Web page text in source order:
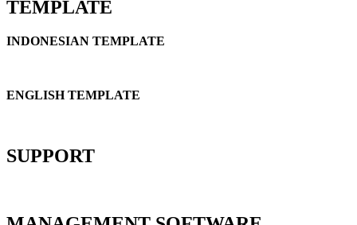
TEMPLATE
INDONESIAN TEMPLATE
ENGLISH TEMPLATE
SUPPORT